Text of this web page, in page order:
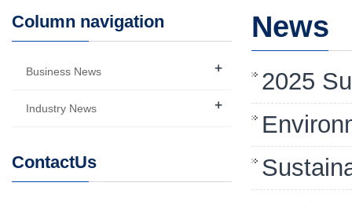
News
2025
Column navigation
Business News +
Industry News +
ContactUs